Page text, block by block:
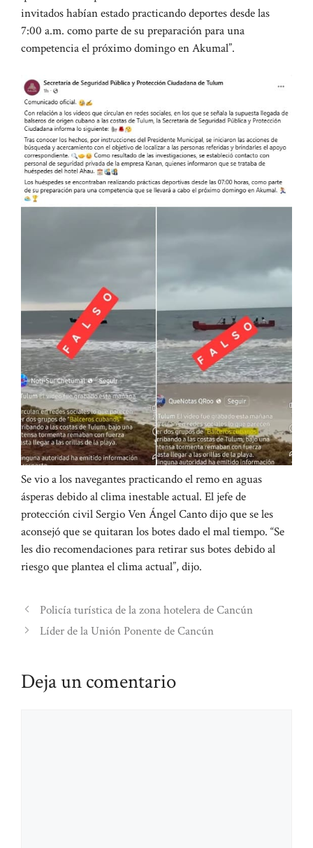
invitados habían estado practicando deportes desde las
7:00 a.m. como parte de su preparación para una
competencia el próximo domingo en Akumal”.
Se vio a los navegantes practicando el remo en aguas
ásperas debido al clima inestable actual. El jefe de
protección civil Sergio Ven Ángel Canto dijo que se les
aconsejó que se quitaran los botes dado el mal tiempo. “Se
les dio recomendaciones para retirar sus botes debido al
riesgo que plantea el clima actual”, dijo.
Policía turística de la zona hotelera de Cancún
Líder de la Unión Ponente de Cancún
Deja un comentario